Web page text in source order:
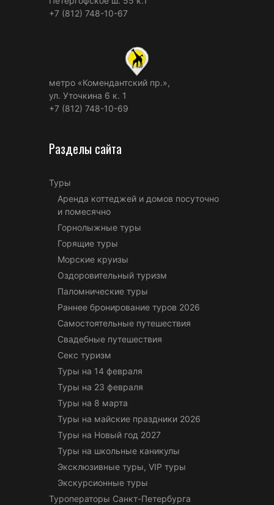
+7 (812) 748-10-67
метро «Комендантский пр.»,
ул. Уточкина 6 к. 1
+7 (812) 748-10-69
Разделы сайта
Туры
Аренда коттеджей и домов посуточно
и помесячно
Горнолыжные туры
Горящие туры
Морские круизы
Оздоровительный туризм
Паломнические туры
Раннее бронирование туров 2026
Самостоятельные путешествия
Свадебные путешествия
Секс туризм
Туры на 14 февраля
Туры на 23 февраля
Туры на 8 марта
Туры на майские праздники 2026
Туры на Новый год 2027
Туры на школьные каникулы
Эксклюзивные туры, VIP туры
Экскурсионные туры
Туроператоры Санкт-Петербурга